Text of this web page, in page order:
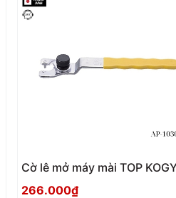
Cờ lê mở máy mài TOP KOGYO
AP-1030 Nhật Bản
266.000₫